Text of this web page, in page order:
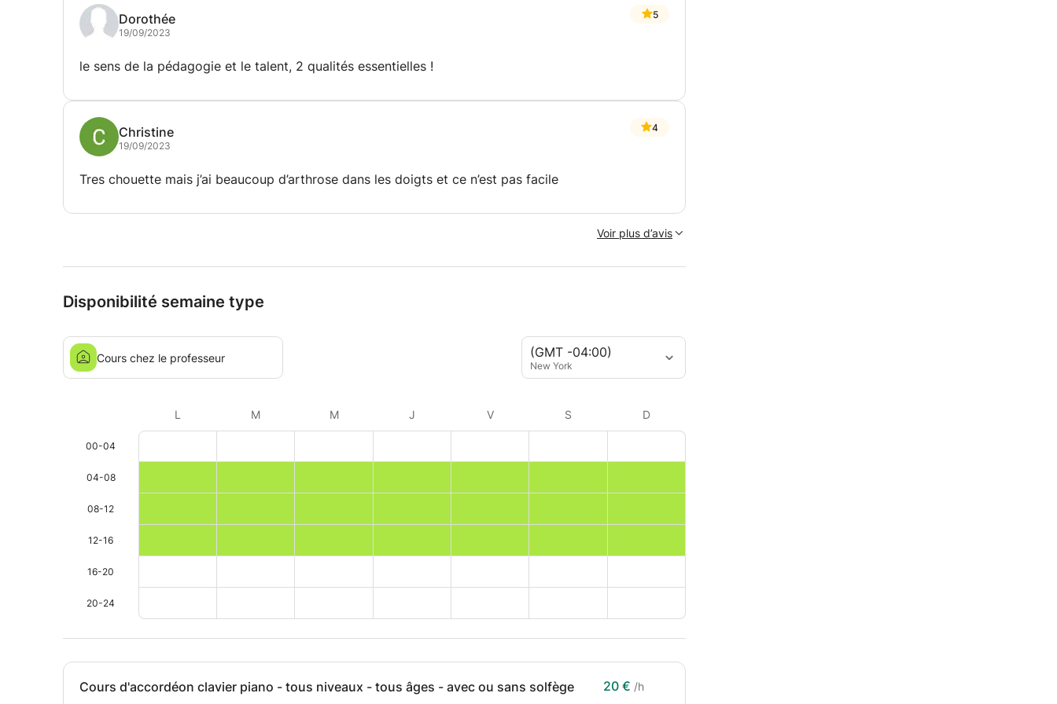
Dorothée
19/09/2023
5
le sens de la pédagogie et le talent, 2 qualités essentielles !
Christine
19/09/2023
4
Tres chouette mais j’ai beaucoup d’arthrose dans les doigts et ce n’est pas facile
Voir plus d’avis
Disponibilité semaine type
(GMT -04:00)
New York
Cours chez le professeur
L M M J V S D
00-04
04-08
08-12
12-16
16-20
20-24
Cours d'accordéon clavier piano - tous niveaux - tous âges - avec ou sans solfège 20 € /h